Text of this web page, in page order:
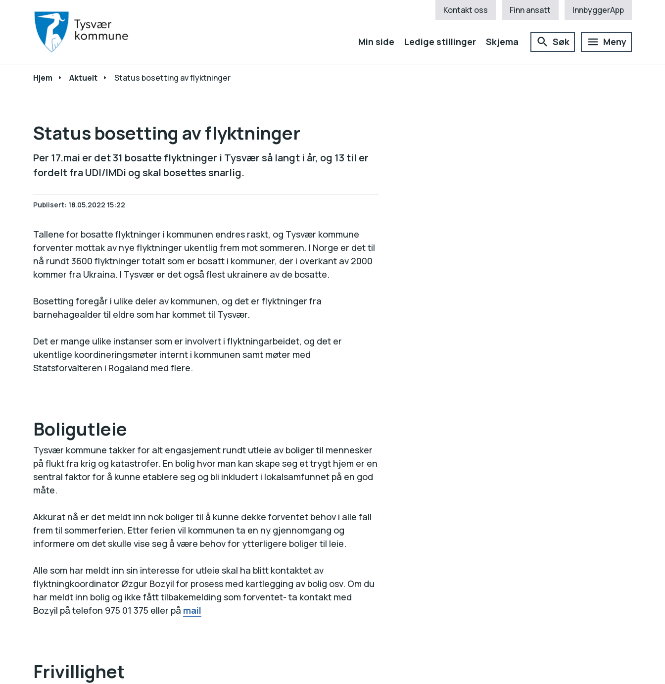
Kontakt oss Finn ansatt InnbyggerApp
Min side Ledige stillinger Skjema Søk Meny
Du er her:
Hjem Aktuelt Status bosetting av flyktninger
Status bosetting av flyktninger
Per 17.mai er det 31 bosatte flyktninger i Tysvær så langt i år, og 13 til er
fordelt fra UDI/IMDi og skal bosettes snarlig.
Publisert 18.05.2022 15:22
Tallene for bosatte flyktninger i kommunen endres raskt, og Tysvær kommune
forventer mottak av nye flyktninger ukentlig frem mot sommeren. I Norge er det til
nå rundt 3600 flyktninger totalt som er bosatt i kommuner, der i overkant av 2000
kommer fra Ukraina. I Tysvær er det også flest ukrainere av de bosatte.
Bosetting foregår i ulike deler av kommunen, og det er flyktninger fra
barnehagealder til eldre som har kommet til Tysvær.
Det er mange ulike instanser som er involvert i flyktningarbeidet, og det er
ukentlige koordineringsmøter internt i kommunen samt møter med
Statsforvalteren i Rogaland med flere.
Boligutleie
Tysvær kommune takker for alt engasjement rundt utleie av boliger til mennesker
på flukt fra krig og katastrofer. En bolig hvor man kan skape seg et trygt hjem er en
sentral faktor for å kunne etablere seg og bli inkludert i lokalsamfunnet på en god
måte.
Akkurat nå er det meldt inn nok boliger til å kunne dekke forventet behov i alle fall
frem til sommerferien. Etter ferien vil kommunen ta en ny gjennomgang og
informere om det skulle vise seg å være behov for ytterligere boliger til leie.
Alle som har meldt inn sin interesse for utleie skal ha blitt kontaktet av
flyktningkoordinator Øzgur Bozyil for prosess med kartlegging av bolig osv. Om du
har meldt inn bolig og ikke fått tilbakemelding som forventet- ta kontakt med
Bozyil på telefon 975 01 375 eller på mail
Frivillighet